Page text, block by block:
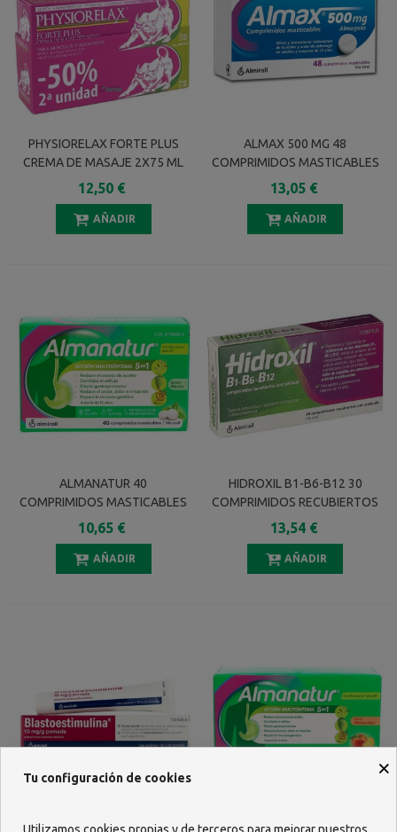
PHYSIORELAX FORTE PLUS
CREMA DE MASAJE 2X75 ML
2 UNIDAD AL 50%
DESCUENTO
12,50 €
AÑADIR
ALMAX 500 MG 48
COMPRIMIDOS MASTICABLES
13,05 €
AÑADIR
ALMANATUR 40
COMPRIMIDOS MASTICABLES
SABOR MENTA
10,65 €
AÑADIR
HIDROXIL B1-B6-B12 30
COMPRIMIDOS RECUBIERTOS
13,54 €
AÑADIR
BLASTOESTIMULINA ALMANATUR SUSPENSION
×
Tu configuración de cookies